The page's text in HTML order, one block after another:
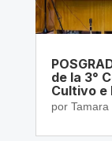
de la 3°
Cultivo e
por